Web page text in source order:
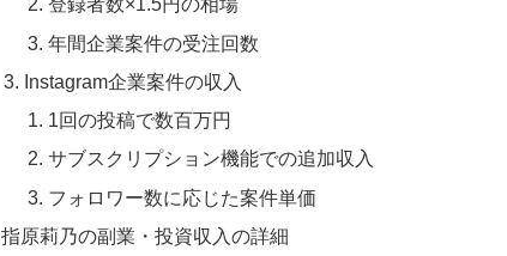
年間企業案件の受注回数
Instagram企業案件の収入
1回の投稿で数百万円
サブスクリプション機能での追加収入
フォロワー数に応じた案件単価
指原莉乃の副業・投資収入の詳細